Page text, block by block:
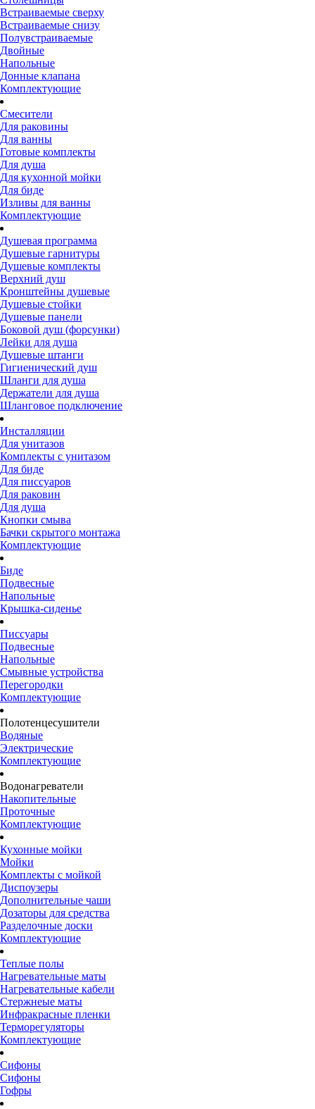
Встраиваемые сверху
Встраиваемые снизу
Полувстраиваемые
Двойные
Напольные
Донные клапана
Комплектующие
Смесители
Для раковины
Для ванны
Готовые комплекты
Для душа
Для кухонной мойки
Для биде
Изливы для ванны
Комплектующие
Душевая программа
Душевые гарнитуры
Душевые комплекты
Верхний душ
Кронштейны душевые
Душевые стойки
Душевые панели
Боковой душ (форсунки)
Лейки для душа
Душевые штанги
Гигиенический душ
Шланги для душа
Держатели для душа
Шланговое подключение
Инсталляции
Для унитазов
Комплекты с унитазом
Для биде
Для писсуаров
Для раковин
Для душа
Кнопки смыва
Бачки скрытого монтажа
Комплектующие
Биде
Подвесные
Напольные
Крышка-сиденье
Писсуары
Подвесные
Напольные
Смывные устройства
Перегородки
Комплектующие
Полотенцесушители
Водяные
Электрические
Комплектующие
Водонагреватели
Накопительные
Проточные
Комплектующие
Кухонные мойки
Мойки
Комплекты с мойкой
Диспоузеры
Дополнительные чаши
Дозаторы для средства
Разделочные доски
Комплектующие
Теплые полы
Нагревательные маты
Нагревательные кабели
Стержнеые маты
Инфракрасные пленки
Терморегуляторы
Комплектующие
Сифоны
Сифоны
Гофры